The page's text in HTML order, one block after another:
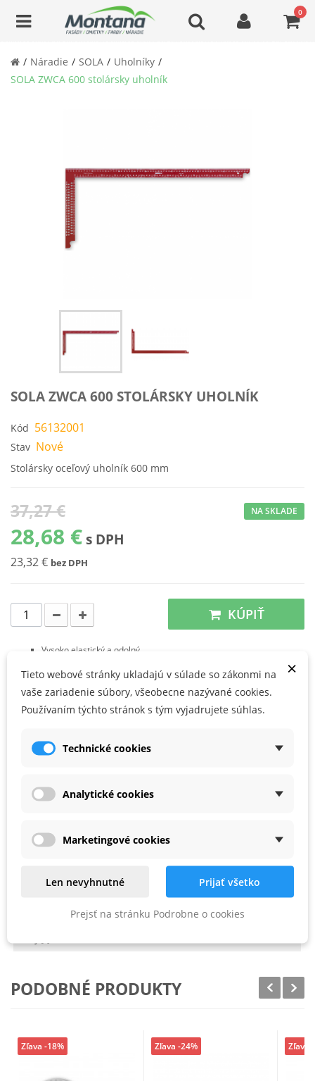
0
Náradie SOLA
Uholníky
SOLA ZWCA 600 stolársky uholník
SOLA ZWCA 600 STOLÁRSKY UHOLNÍK
Kód 56132001
Stav Nové
Stolársky oceľový uholník 600 mm
37,27 €
28,68 € s DPH
23,32 € bez DPH
NA SKLADE
KÚPIŤ
Vysoko elastický a odolný
Materiál oceľ
s povrchovou úpravou
mm/cm, dvojdielna, s potlačou
PODOBNÉ PRODUKTY
Zľava -18% Zľava -24% Zľava
×
Tieto webové stránky ukladajú v súlade so zákonmi na
vaše zariadenie súbory, všeobecne nazývané cookies.
Používaním týchto stránok s tým vyjadrujete súhlas.
Technické cookies
Analytické cookies
Marketingové cookies
Len nevyhnutné Prijať všetko
Prejsť na stránku Podrobne o cookies